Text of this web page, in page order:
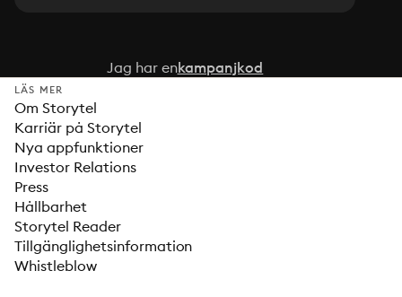
Jag har enkampanjkod
LÄS MER
Om Storytel
Karriär på Storytel
Nya appfunktioner
Investor Relations
Press
Hållbarhet
Storytel Reader
Tillgänglighetsinformation
Whistleblow